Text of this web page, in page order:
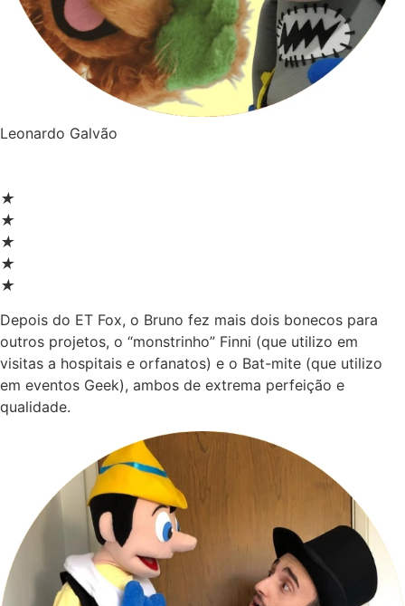
Leonardo Galvão
★
★
★
★
★
Depois do ET Fox, o Bruno fez mais dois bonecos para
outros projetos, o “monstrinho” Finni (que utilizo em
visitas a hospitais e orfanatos) e o Bat-mite (que utilizo
em eventos Geek), ambos de extrema perfeição e
qualidade.